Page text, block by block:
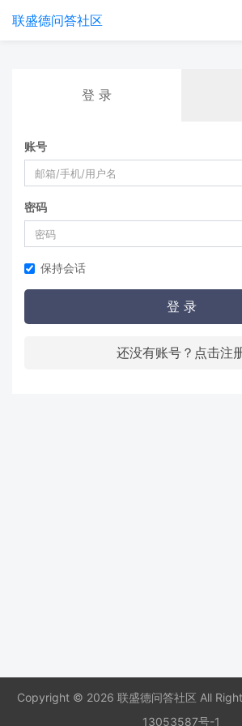
联盛德问答社区
登 录
账号
密码
保持会话
登 录
还没有账号？点击注
Copyright © 2026 联盛德问答社区 All
13053587号-1